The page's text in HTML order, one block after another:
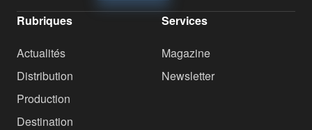
Rubriques
Actualités
Distribution
Production
Destination
Services
Magazine
Newsletter